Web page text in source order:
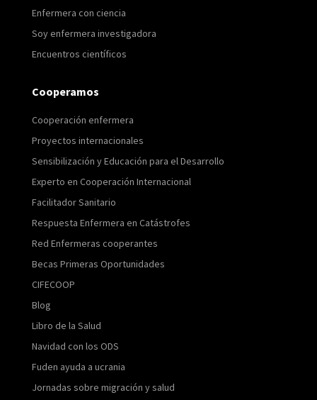
Enfermera con ciencia
Soy enfermera investigadora
Encuentros científicos
Cooperamos
Cooperación enfermera
Proyectos internacionales
Sensibilización y Educación para el Desarrollo
Experto en Cooperación Internacional
Facilitador Sanitario
Respuesta Enfermera en Catástrofes
Red Enfermeras cooperantes
Becas Primeras Oportunidades
CIFECOOP
Blog
Libro de la Salud
Navidad con los ODS
Fuden ayuda a ucrania
Jornadas sobre migración y salud